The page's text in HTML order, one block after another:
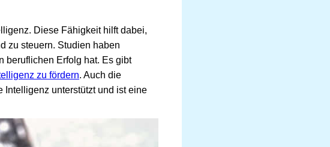
Diese Fähigkeit hilft dabei,
zu steuern. Studien haben
beruflichen Erfolg hat. Es gibt
zu fördern. Auch die
Intelligenz unterstützt und ist eine